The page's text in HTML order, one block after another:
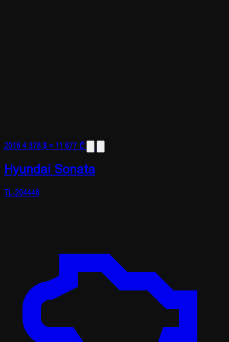
20164 378 $≈ 11 677 ₾
Hyundai Sonata
TL-204446